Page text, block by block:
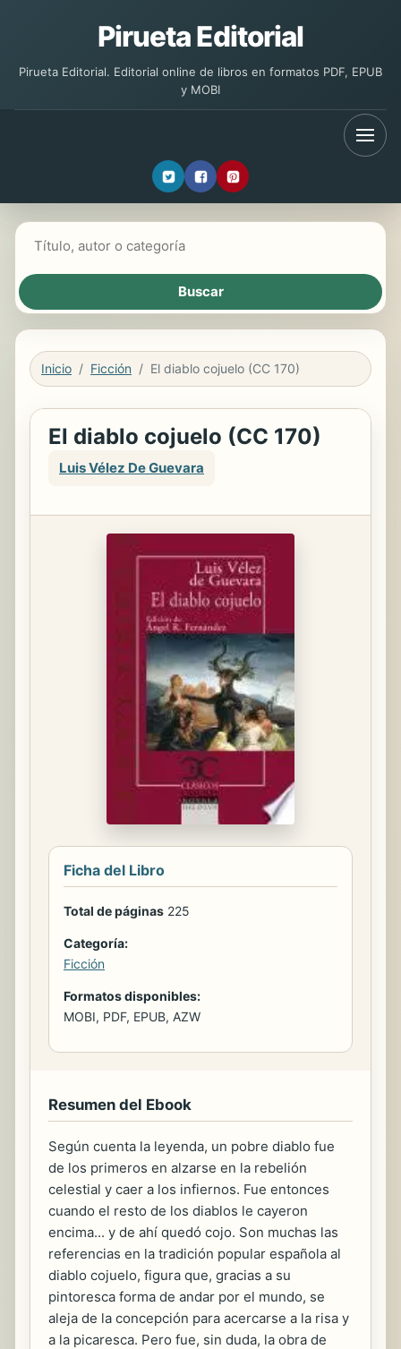
Pirueta Editorial
Pirueta Editorial. Editorial online de libros en formatos PDF, EPUB
y MOBI
Inicio Ficción El diablo cojuelo (CC 170)
El diablo cojuelo (CC 170)
Luis Vélez De Guevara
Ficha del Libro
Total de páginas 225
Categoría:
Ficción
Formatos disponibles:
MOBI, PDF, EPUB, AZW
Resumen del Ebook
Según cuenta la leyenda, un pobre diablo fue
de los primeros en alzarse en la rebelión
celestial y caer a los infiernos. Fue entonces
cuando el resto de los diablos le cayeron
encima... y de ahí quedó cojo. Son muchas las
referencias en la tradición popular española al
diablo cojuelo, figura que, gracias a su
pintoresca forma de andar por el mundo, se
aleja de la concepción para acercarse a la risa y
a la picaresca. Pero fue, sin duda, la obra de